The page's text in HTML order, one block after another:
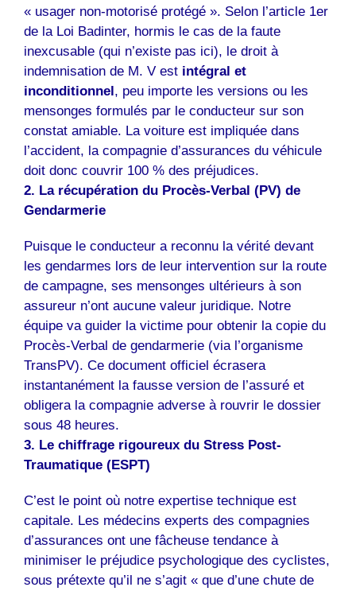
« usager non-motorisé protégé ». Selon l’article 1er
de la Loi Badinter, hormis le cas de la faute
inexcusable (qui n’existe pas ici), le droit à
indemnisation de M. V est intégral et
inconditionnel, peu importe les versions ou les
mensonges formulés par le conducteur sur son
constat amiable. La voiture est impliquée dans
l’accident, la compagnie d’assurances du véhicule
doit donc couvrir 100 % des préjudices.
2. La récupération du Procès-Verbal (PV) de
Gendarmerie
Puisque le conducteur a reconnu la vérité devant
les gendarmes lors de leur intervention sur la route
de campagne, ses mensonges ultérieurs à son
assureur n’ont aucune valeur juridique. Notre
équipe va guider la victime pour obtenir la copie du
Procès-Verbal de gendarmerie (via l’organisme
TransPV). Ce document officiel écrasera
instantanément la fausse version de l’assuré et
obligera la compagnie adverse à rouvrir le dossier
sous 48 heures.
3. Le chiffrage rigoureux du Stress Post-
Traumatique (ESPT)
C’est le point où notre expertise technique est
capitale. Les médecins experts des compagnies
d’assurances ont une fâcheuse tendance à
minimiser le préjudice psychologique des cyclistes,
sous prétexte qu’il ne s’agit « que d’une chute de